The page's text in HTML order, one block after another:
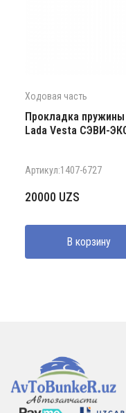
Ходовая часть
Прокладка
Lada Vesta СЭВИ-
Артикул:1407-6727
20000 UZS
В корзину